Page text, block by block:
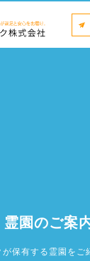
霊園のご案
が保有する霊園をご